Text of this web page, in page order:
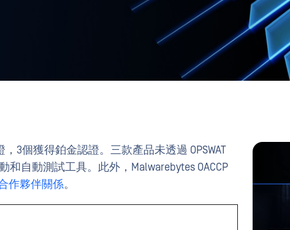
3個獲得鉑金認證。三款產品未透過 OPSWAT
和自動測試工具。此外，Malwarebytes OACCP
作夥伴關係。